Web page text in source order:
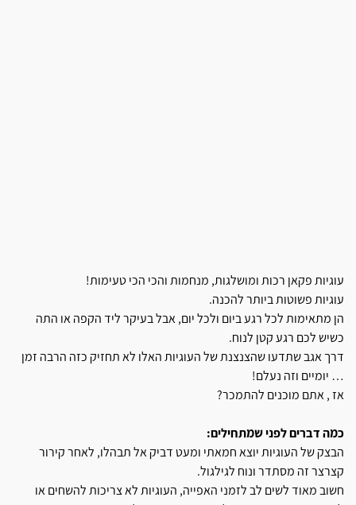
עוגיות פקאן רכות ומושלגות, מנחמות והכי הכי טעימות!
עוגיות פשוטות ביותר להכנה.
הן מתאימות לכל רגע ביום ולכל יום, אבל בעיקר ליד הקפה או התה
כשיש לכם רגע קטן לנוח.
דרך אגב שתדעו שהצנצנת של העוגיות האלו לא תחזיק כזה הרבה זמן
… יומיים וזה נעלם!
אז , אתם מוכנים להתמכר?
כמה דברים לפני שמתחילים:
הבצק של העוגיות יוצא חמאתי ומעט דביק אל תבהלו, לאחר קירור
קצרצר זה מסתדר ונוח לגילגול.
חשוב מאוד לשים לב לזמני האפייה, העוגיות לא צריכות להשחים או